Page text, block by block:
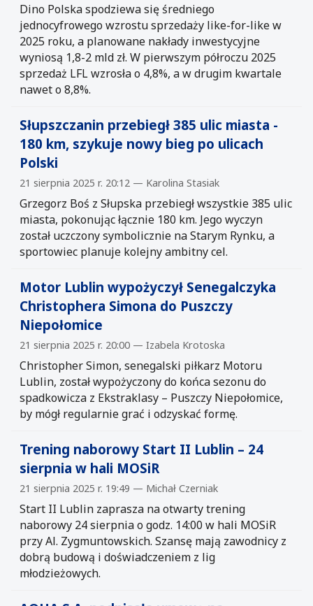
Dino Polska spodziewa się średniego
jednocyfrowego wzrostu sprzedaży like-for-like w
2025 roku, a planowane nakłady inwestycyjne
wyniosą 1,8-2 mld zł. W pierwszym półroczu 2025
sprzedaż LFL wzrosła o 4,8%, a w drugim kwartale
nawet o 8,8%.
Słupszczanin przebiegł 385 ulic miasta -
180 km, szykuje nowy bieg po ulicach
Polski
21 sierpnia 2025 r. 20:12 — Karolina Stasiak
Grzegorz Boś z Słupska przebiegł wszystkie 385 ulic
miasta, pokonując łącznie 180 km. Jego wyczyn
został uczczony symbolicznie na Starym Rynku, a
sportowiec planuje kolejny ambitny cel.
Motor Lublin wypożyczył Senegalczyka
Christophera Simona do Puszczy
Niepołomice
21 sierpnia 2025 r. 20:00 — Izabela Krotoska
Christopher Simon, senegalski piłkarz Motoru
Lublin, został wypożyczony do końca sezonu do
spadkowicza z Ekstraklasy – Puszczy Niepołomice,
by mógł regularnie grać i odzyskać formę.
Trening naborowy Start II Lublin – 24
sierpnia w hali MOSiR
21 sierpnia 2025 r. 19:49 — Michał Czerniak
Start II Lublin zaprasza na otwarty trening
naborowy 24 sierpnia o godz. 14:00 w hali MOSiR
przy Al. Zygmuntowskich. Szansę mają zawodnicy z
dobrą budową i doświadczeniem z lig
młodzieżowych.